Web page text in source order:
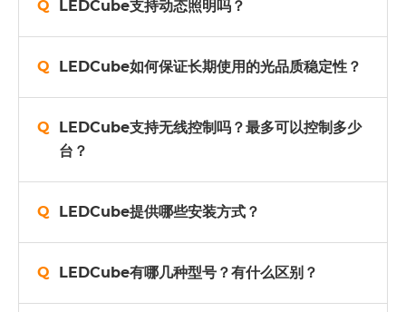
LEDCube支持动态照明吗？
LEDCube如何保证长期使用的光品质稳定性？
LEDCube支持无线控制吗？最多可以控制多少
台？
LEDCube提供哪些安装方式？
LEDCube有哪几种型号？有什么区别？